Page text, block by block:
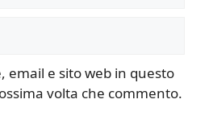
email e sito web in questo
volta che commento.